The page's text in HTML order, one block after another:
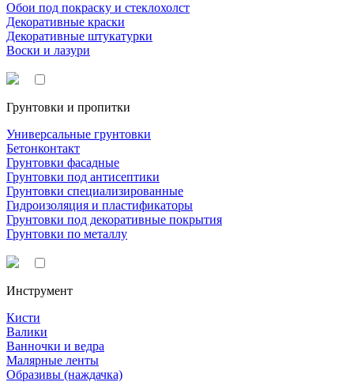
Обои под покраску и стеклохолст
Декоративные краски
Декоративные штукатурки
Воски и лазури
Грунтовки и пропитки
Универсальные грунтовки
Бетонконтакт
Грунтовки фасадные
Грунтовки под антисептики
Грунтовки специализированные
Гидроизоляция и пластификаторы
Грунтовки под декоративные покрытия
Грунтовки по металлу
Инструмент
Кисти
Валики
Ванночки и ведра
Малярные ленты
Образивы (наждачка)